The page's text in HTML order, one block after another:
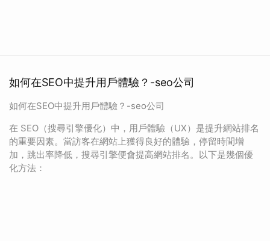
如何在SEO中提升用戶體驗？-seo公司
如何在SEO中提升用戶體驗？-seo公司
在 SEO（搜尋引擎優化）中，用戶體驗（UX）是提升網站排名
的重要因素。當訪客在網站上獲得良好的體驗，停留時間增
加，跳出率降低，搜尋引擎便會提高網站排名。以下是幾個優
化方法：